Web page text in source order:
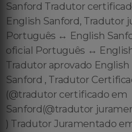
Sanford Tradutor
English Sanford, Tradutor
Português ↔️ English
oficial Português ↔️
Tradutor aprovado
Sanford , Tradutor
(@tradutor certificado em
Sanford(@tradutor
) Tradutor Juramentado